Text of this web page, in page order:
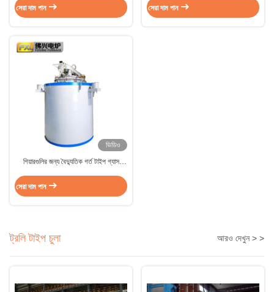
সেরা দাম পান
চিকিত্সা সমাধান
সেরা দাম পান
ভিডিও
গিয়ারগুলির জন্য বৈদ্যুতিক গর্ত টাইপ গ্যাস
সেরা দাম পান
ট্রলি টাইপ চুলা আরও দেখুন > >